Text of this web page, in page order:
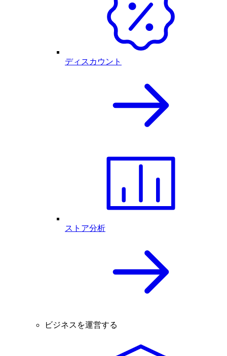
ディスカウント
ストア分析
ビジネスを運営する